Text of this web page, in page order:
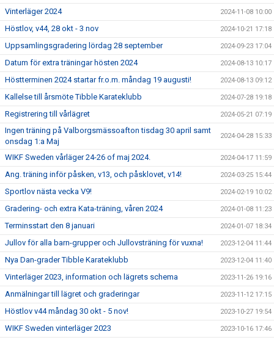
Vinterläger 2024 2024-11-08 10:00
Höstlov, v44, 28 okt - 3 nov 2024-10-21 17:18
Uppsamlingsgradering lördag 28 september 2024-09-23 17:04
Datum för extra träningar hösten 2024 2024-08-13 10:17
Höstterminen 2024 startar fr.o.m. måndag 19 augusti! 2024-08-13 09:12
Kallelse till årsmöte Tibble Karateklubb 2024-07-28 19:18
Registrering till vårlägret 2024-05-21 07:19
Ingen träning på Valborgsmässoafton tisdag 30 april samt
onsdag 1:a Maj
2024-04-28 15:33
WIKF Sweden vårläger 24-26 of maj 2024. 2024-04-17 11:59
Ang. träning inför påsken, v13, och påsklovet, v14! 2024-03-25 15:44
Sportlov nästa vecka V9! 2024-02-19 10:02
Gradering- och extra Kata-träning, våren 2024 2024-01-08 11:23
Terminsstart den 8 januari 2024-01-07 18:34
Jullov för alla barn-grupper och Jullovsträning för vuxna! 2023-12-04 11:44
Nya Dan-grader Tibble Karateklubb 2023-12-04 11:40
Vinterläger 2023, information och lägrets schema 2023-11-26 19:16
Anmälningar till lägret och graderingar 2023-11-12 17:15
Höstlov v44 måndag 30 okt - 5 nov! 2023-10-27 19:54
WIKF Sweden vinterläger 2023 2023-10-16 17:46